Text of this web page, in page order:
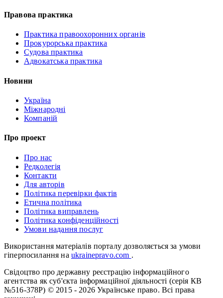
Правова практика
Практика правоохоронних органів
Прокурорська практика
Судова практика
Адвокатська практика
Новини
Україна
Міжнародні
Компаній
Про проект
Про нас
Редколегія
Контакти
Для авторів
Політика перевірки фактів
Етична політика
Політика виправлень
Політика конфіденційності
Умови надання послуг
Використання матеріалів порталу дозволяється за умови
гіперпосилання на ukrainepravo.com .
Свідоцтво про державну реєстрацію інформаційного
агентства як суб'єкта інформаційної діяльності (серія КВ
№516-378Р) © 2015 - 2026 Українське право. Всі права